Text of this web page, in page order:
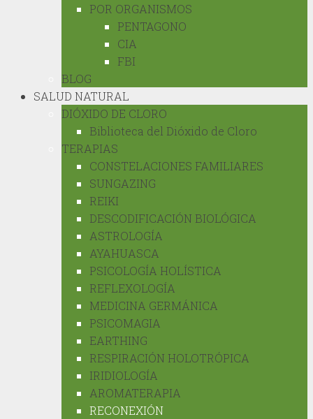
POR ORGANISMOS
PENTAGONO
CIA
FBI
BLOG
SALUD NATURAL
DIÓXIDO DE CLORO
Biblioteca del Dióxido de Cloro
TERAPIAS
CONSTELACIONES FAMILIARES
SUNGAZING
REIKI
DESCODIFICACIÓN BIOLÓGICA
ASTROLOGÍA
AYAHUASCA
PSICOLOGÍA HOLÍSTICA
REFLEXOLOGÍA
MEDICINA GERMÁNICA
PSICOMAGIA
EARTHING
RESPIRACIÓN HOLOTRÓPICA
IRIDIOLOGÍA
AROMATERAPIA
RECONEXIÓN